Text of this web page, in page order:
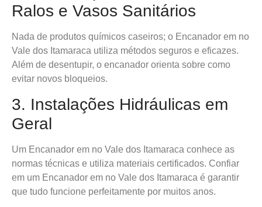
Ralos e Vasos Sanitários
Nada de produtos químicos caseiros; o Encanador em no
Vale dos Itamaraca utiliza métodos seguros e eficazes.
Além de desentupir, o encanador orienta sobre como
evitar novos bloqueios.
3. Instalações Hidráulicas em
Geral
Um Encanador em no Vale dos Itamaraca conhece as
normas técnicas e utiliza materiais certificados. Confiar
em um Encanador em no Vale dos Itamaraca é garantir
que tudo funcione perfeitamente por muitos anos.